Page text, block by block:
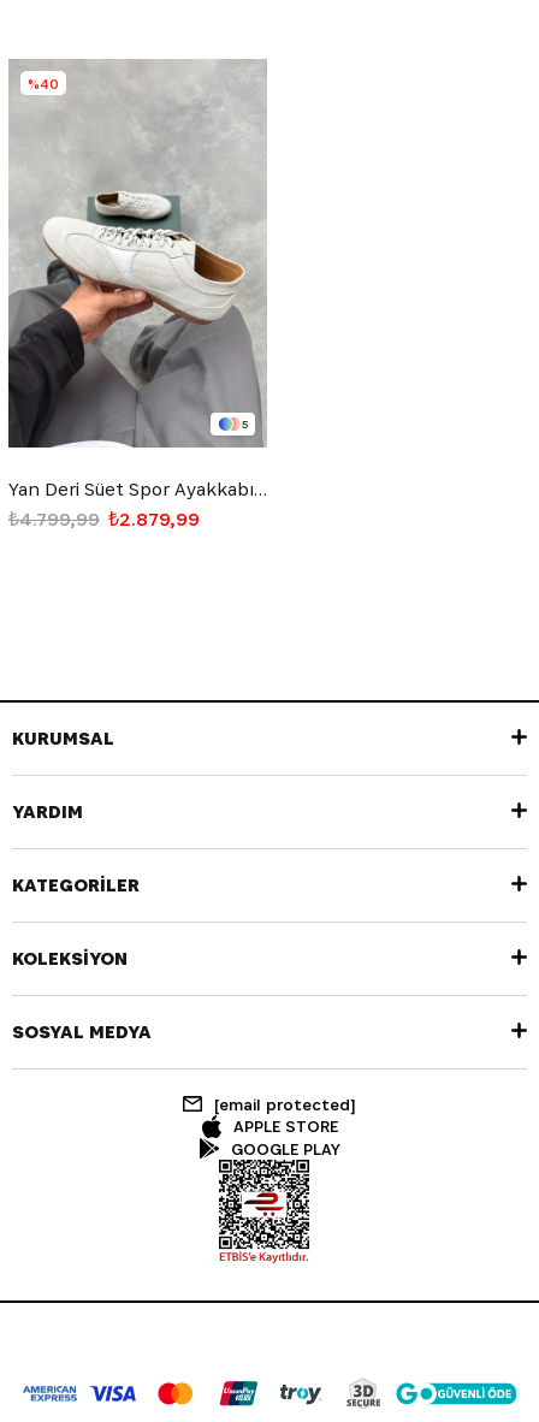
5
Yan Deri Süet Spor Ayakkabı Beyaz
₺2.879,99
₺4.799,99
%40
KURUMSAL
YARDIM
KATEGORİLER
KOLEKSİYON
SOSYAL MEDYA
[email protected]
APPLE STORE
GOOGLE PLAY